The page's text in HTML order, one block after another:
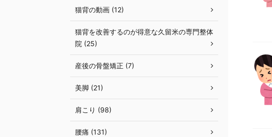
猫背の動画 (12)
猫背を改善するのが得意な久留米の専門整体
院 (25)
産後の骨盤矯正 (7)
美脚 (21)
肩こり (98)
腰痛 (131)